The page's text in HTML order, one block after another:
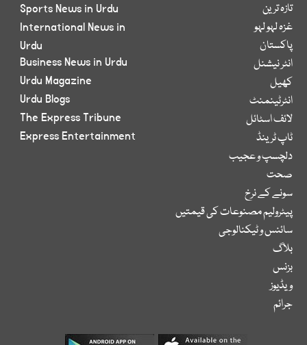
تازہ ترین
غزہ لہو لہو
پاکستان
انٹر نیشنل
کھیل
انٹرٹینمنٹ
لائف اسٹائل
ٹاپ ٹرینڈ
دلچسپ و عجیب
صحت
سونے کے نرخ
پیٹرولیم مصنوعات کی قیمتیں
سائنس و ٹیکنالوجی
بلاگ
بزنس
ویڈیوز
جرائم
Sports News in Urdu
International News in
Urdu
Business News in Urdu
Urdu Magazine
Urdu Blogs
The Express Tribune
Express Entertainment